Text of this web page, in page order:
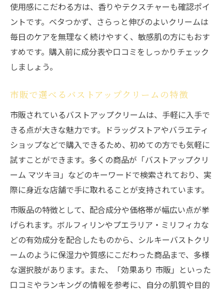
バストアップクリームの簡単ケアポイント
バストアップクリームの効果を長持ちさせ
るコツ
市販バストアップクリームの活用体験談
法
理想に近づくマイルドケアのバストアップポイ
ント
バストアップクリームで理想のバストを目
指す方法
マイルドなバストアップケアの習慣化のコ
ツ
バストアップクリーム効果を高める使い方
口コミで話題のバストアップクリーム体験
バストアップクリームランキング活用術
使用感にこだわる方は、香りやテクスチャーも確認ポイ
ントです。ベタつかず、さらっと伸びのよいクリームは
毎日のケアを無理なく続けやすく、敏感肌の方にもおす
すめです。購入前に成分表や口コミをしっかりチェック
しましょう。
市販で選べるバストアップクリームの特徴
市販されているバストアップクリームは、手軽に入手で
きる点が大きな魅力です。ドラッグストアやバラエティ
ショップなどで購入できるため、初めての方でも気軽に
試すことができます。多くの商品が「バストアップクリ
ーム マツキヨ」などのキーワードで検索されており、実
際に身近な店舗で手に取れることが支持されています。
市販品の特徴として、配合成分や価格帯が幅広い点が挙
げられます。ボルフィリンやプエラリア・ミリフィカな
どの有効成分を配合したものから、シルキーバストクリ
ームのように保湿力や質感にこだわった商品まで、多様
な選択肢があります。また、「効果あり 市販」といった
口コミやランキングの情報を参考に、自分の肌質や目的